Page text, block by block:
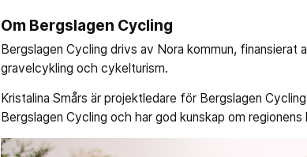
Om Bergslagen Cycling
Bergslagen Cycling drivs av Nora kommun, finansierat
gravelcykling och cykelturism.
Kristalina Smårs är projektledare för Bergslagen
Bergslagen Cycling och har god kunskap om